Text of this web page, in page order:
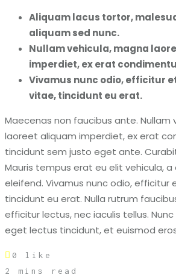
Aliquam lacus tortor,
aliquam sed nunc.
Nullam vehicula, magna
imperdiet, ex erat
Vivamus nunc odio, efficitur
vitae, tincidunt eu erat.
Maecenas non faucibus ante. Nullam
laoreet aliquam imperdiet, ex erat
tincidunt sem justo eget ante.
Mauris tempus erat eu elit vehicula,
eleifend. Vivamus nunc odio, efficitur
tincidunt eu erat. Nulla rutrum
efficitur lectus, nec iaculis tellus.
eget lectus tincidunt, et euismod
0
like
2 mins read